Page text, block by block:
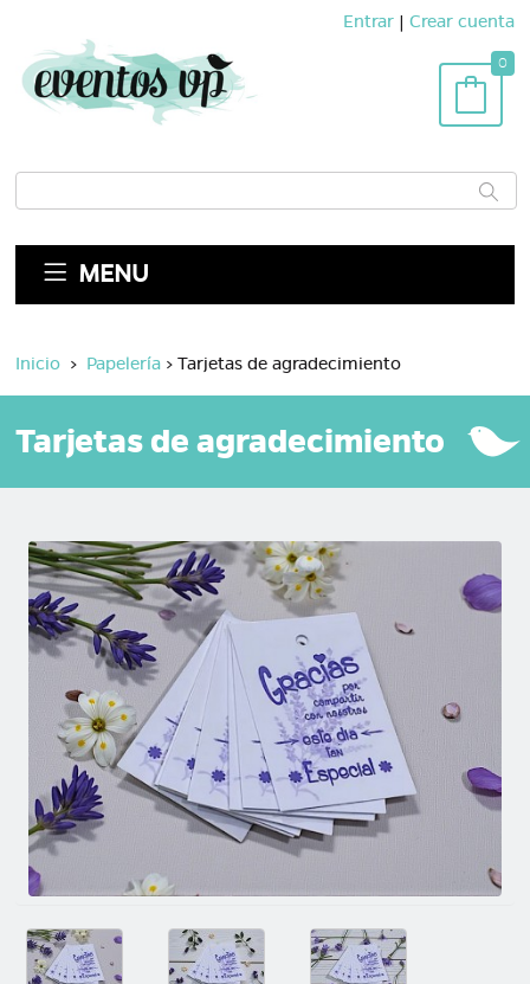
Entrar| Crear cuenta
0
MENU
Inicio > Papelería > Tarjetas de agradecimiento
Tarjetas de agradecimiento